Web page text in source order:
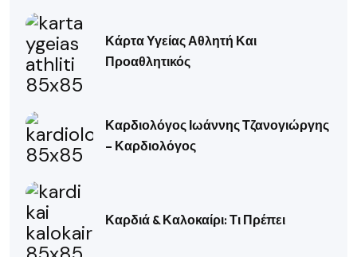
Κάρτα Υγείας Αθλητή Και
Προαθλητικός
Καρδιολόγος Ιωάννης Τζανογιώργης
– Καρδιολόγος
Καρδιά & Καλοκαίρι: Τι Πρέπει